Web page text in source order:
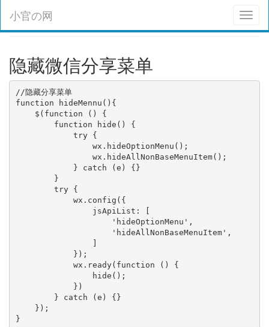
小官の网
隐藏微信分享菜单
//隐藏分享菜单
function hideMennu(){
$(function () {
function hide() {
try {
wx.hideOptionMenu();
wx.hideAllNonBaseMenuItem();
} catch (e) {}
}
try {
wx.config({
jsApiList: [
'hideOptionMenu',
'hideAllNonBaseMenuItem',
]
});
wx.ready(function () {
hide();
})
} catch (e) {}
});
}